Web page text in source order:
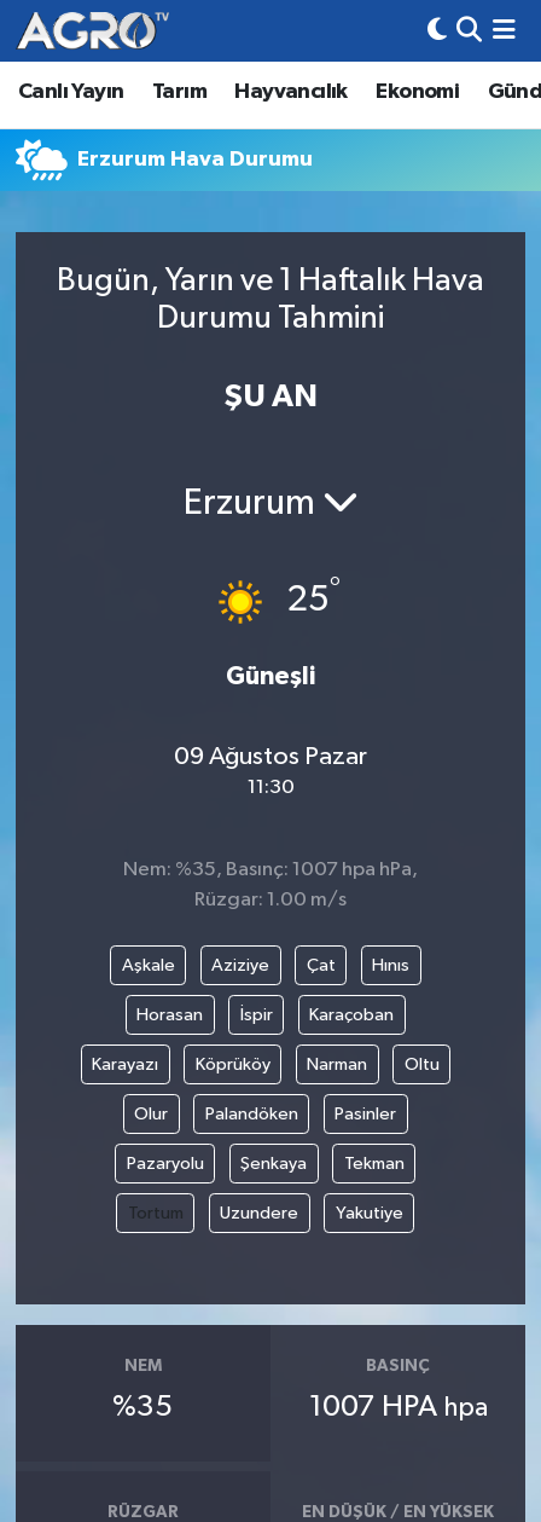
Canlı Yayın Tarım Hayvancılık Ekonomi
Erzurum Hava Durumu
Bugün, Yarın ve 1 Haftalık Hava
Durumu Tahmini
ŞU AN
Erzurum
25°
Güneşli
09 Ağustos Pazar
11:30
Nem: %35, Basınç: 1007 hpa hPa,
Rüzgar: 1.00 m/s
Aşkale Aziziye Çat Hınıs
Horasan İspir Karaçoban
Karayazı Köprüköy Narman Oltu
Olur Palandöken Pasinler
Pazaryolu Şenkaya Tekman
Tortum Uzundere Yakutiye
NEM
%35
BASINÇ
1007 HPA hpa
RÜZGAR EN DÜŞÜK / EN YÜKSEK
Hava Durumu
Trafik Durumu
Tüm Manşetler